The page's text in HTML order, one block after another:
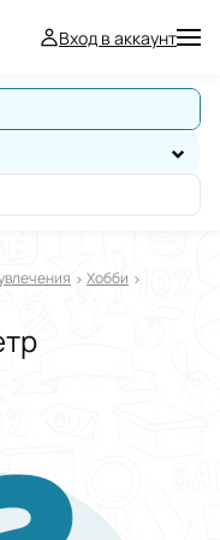
Вход в аккаунт
Хобби